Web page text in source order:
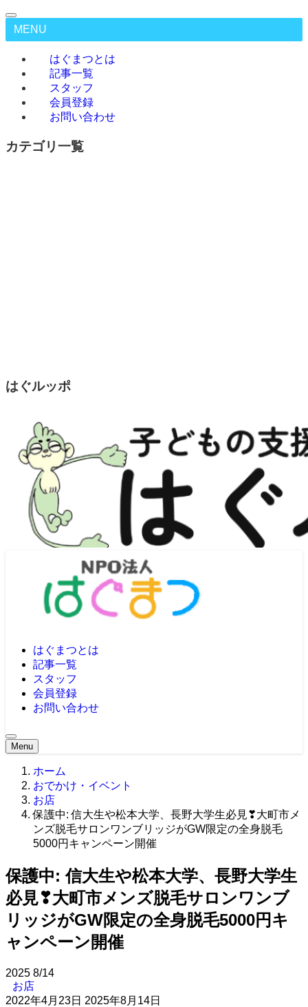
MENU
はぐまつとは
記事一覧
スタッフ
会員登録
お問い合わせ
カテゴリ一覧
はぐルッポ
はぐまつとは
記事一覧
スタッフ
会員登録
お問い合わせ
Menu
ホーム
おでかけ・イベント
お店
保護中: 信大生や松本大学、長野大学生必見❣大町市メ
ンズ脱毛サロンワンブリッジがGW限定の全身脱毛
5000円キャンペーン開催
保護中: 信大生や松本大学、長野大学生
必見❣大町市メンズ脱毛サロンワンブ
リッジがGW限定の全身脱毛5000円キ
ャンペーン開催
2025 8/14
お店
2022年4月23日 2025年8月14日